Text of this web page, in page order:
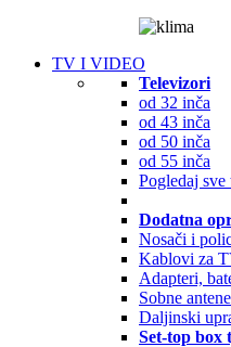
TV I VIDEO
Televizori
od 32 inča
od 43 inča
od 50 inča
od 55 inča
Pogledaj sve
Dodatna
Nosači i
Kablovi za
Adapteri,
Sobne antene
Daljinski
Set-top